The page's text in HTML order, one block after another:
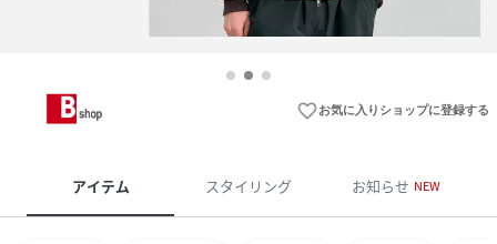
favorite_borderお気に入りショップに登録する
アイテム スタイリング お知らせ NEW